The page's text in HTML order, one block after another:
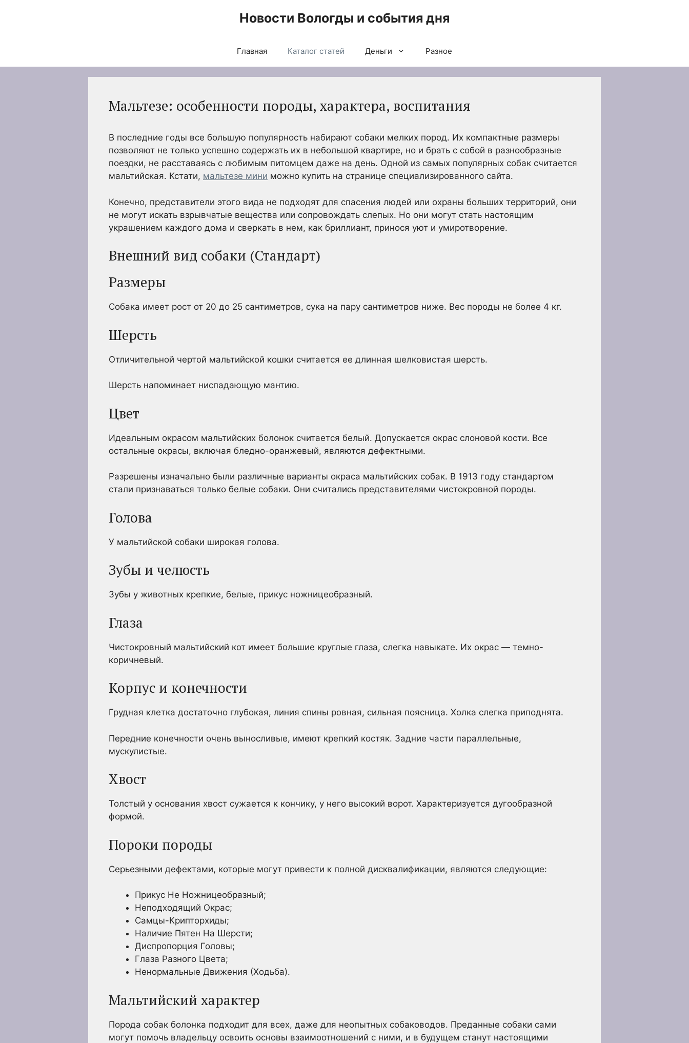
Новости Вологды и события дня
Главная Каталог статей Деньги Разное
Мальтезе: особенности породы, характера, воспитания
В последние годы все большую популярность набирают собаки мелких пород. Их компактные размеры
позволяют не только успешно содержать их в небольшой квартире, но и брать с собой в разнообразные
поездки, не расставаясь с любимым питомцем даже на день. Одной из самых популярных собак считается
мальтийская. Кстати, мальтезе мини можно купить на странице специализированного сайта.
Конечно, представители этого вида не подходят для спасения людей или охраны больших территорий, они
не могут искать взрывчатые вещества или сопровождать слепых. Но они могут стать настоящим
украшением каждого дома и сверкать в нем, как бриллиант, принося уют и умиротворение.
Внешний вид собаки (Стандарт)
Размеры
Собака имеет рост от 20 до 25 сантиметров, сука на пару сантиметров ниже. Вес породы не более 4 кг.
Шерсть
Отличительной чертой мальтийской кошки считается ее длинная шелковистая шерсть.
Шерсть напоминает ниспадающую мантию.
Цвет
Идеальным окрасом мальтийских болонок считается белый. Допускается окрас слоновой кости. Все
остальные окрасы, включая бледно-оранжевый, являются дефектными.
Разрешены изначально были различные варианты окраса мальтийских собак. В 1913 году стандартом
стали признаваться только белые собаки. Они считались представителями чистокровной породы.
Голова
У мальтийской собаки широкая голова.
Зубы и челюсть
Зубы у животных крепкие, белые, прикус ножницеобразный.
Глаза
Чистокровный мальтийский кот имеет большие круглые глаза, слегка навыкате. Их окрас — темно-
коричневый.
Корпус и конечности
Грудная клетка достаточно глубокая, линия спины ровная, сильная поясница. Холка слегка приподнята.
Передние конечности очень выносливые, имеют крепкий костяк. Задние части параллельные,
мускулистые.
Хвост
Толстый у основания хвост сужается к кончику, у него высокий ворот. Характеризуется дугообразной
формой.
Пороки породы
Серьезными дефектами, которые могут привести к полной дисквалификации, являются следующие:
Прикус Не Ножницеобразный;
Неподходящий Окрас;
Самцы-Крипторхиды;
Наличие Пятен На Шерсти;
Диспропорция Головы;
Глаза Разного Цвета;
Ненормальные Движения (Ходьба).
Мальтийский характер
Порода собак болонка подходит для всех, даже для неопытных собаководов. Преданные собаки сами
могут помочь владельцу освоить основы взаимоотношений с ними, и в будущем станут настоящими